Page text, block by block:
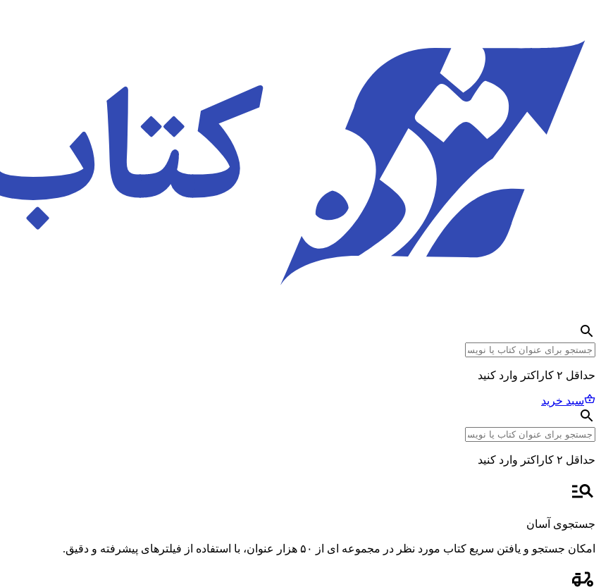
حداقل ۲ کاراکتر وارد کنید
سبد خرید
حداقل ۲ کاراکتر وارد کنید
جستجوی آسان
امکان جستجو و یافتن سریع کتاب مورد نظر در مجموعه ای از ۵۰ هزار عنوان، با استفاده از فیلترهای پیشرفته و دقیق.